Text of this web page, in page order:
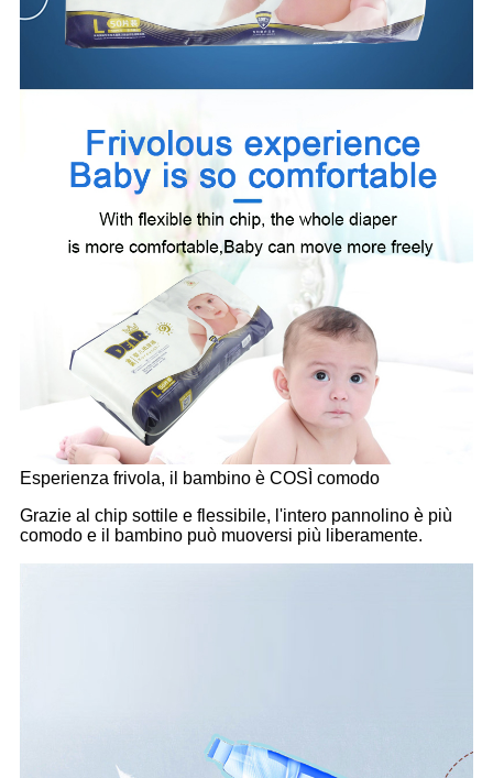
Esperienza frivola, il bambino è COSÌ comodo
Grazie al chip sottile e flessibile, l'intero pannolino è più
comodo e il bambino può muoversi più liberamente.